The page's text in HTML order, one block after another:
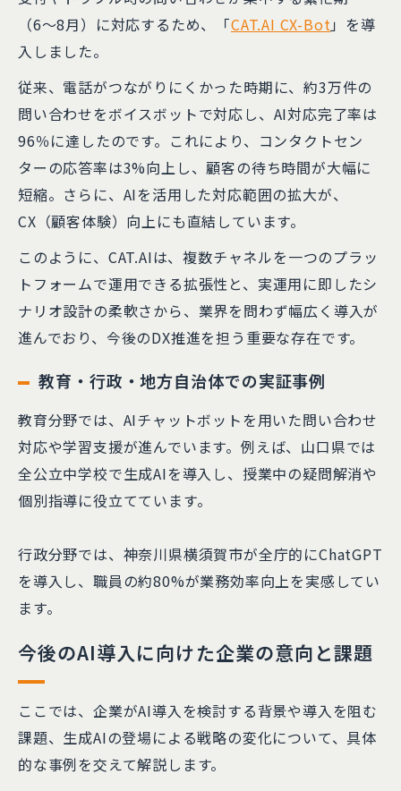
（6〜8月）に対応するため、「CAT.AI CX-Bot」を導
入しました。
従来、電話がつながりにくかった時期に、約3万件の
問い合わせをボイスボットで対応し、AI対応完了率は
96％に達したのです。これにより、コンタクトセン
ターの応答率は3%向上し、顧客の待ち時間が大幅に
短縮。さらに、AIを活用した対応範囲の拡大が、
CX（顧客体験）向上にも直結しています。
このように、CAT.AIは、複数チャネルを一つのプラッ
トフォームで運用できる拡張性と、実運用に即したシ
ナリオ設計の柔軟さから、業界を問わず幅広く導入が
進んでおり、今後のDX推進を担う重要な存在です。
教育・行政・地方自治体での実証事例
教育分野では、AIチャットボットを用いた問い合わせ
対応や学習支援が進んでいます。例えば、山口県では
全公立中学校で生成AIを導入し、授業中の疑問解消や
個別指導に役立てています。
行政分野では、神奈川県横須賀市が全庁的にChatGPT
を導入し、職員の約80%が業務効率向上を実感してい
ます。
今後のAI導入に向けた企業の意向と課題
ここでは、企業がAI導入を検討する背景や導入を阻む
課題、生成AIの登場による戦略の変化について、具体
的な事例を交えて解説します。